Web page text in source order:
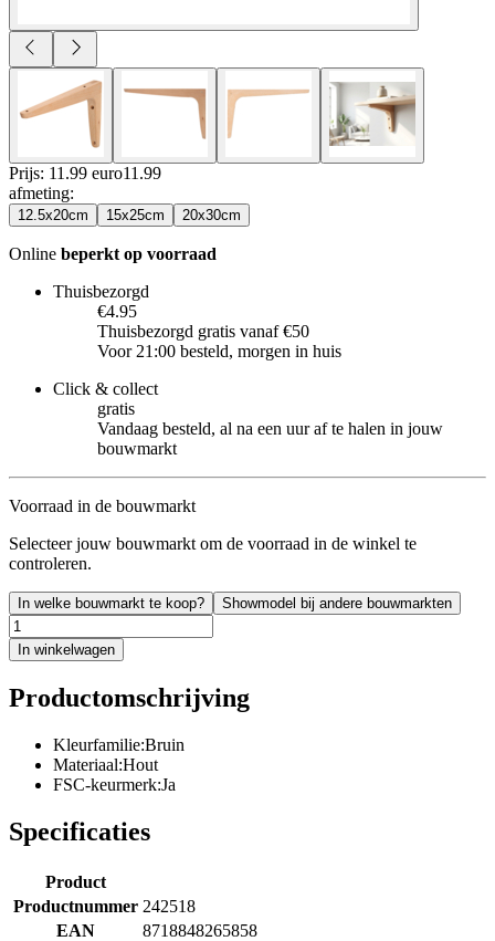
Prijs: 11.99 euro11 .99
afmeting:
12.5x20cm 15x25cm 20x30cm
Online beperkt op voorraad
Thuisbezorgd
€4.95
Thuisbezorgd gratis vanaf €50
Voor 21:00 besteld, morgen in huis
Click & collect
gratis
Vandaag besteld, al na een uur af te halen in jouw
bouwmarkt
Voorraad in de bouwmarkt
Selecteer jouw bouwmarkt om de voorraad in de winkel te
controleren.
In welke bouwmarkt te koop? Showmodel bij andere bouwmarkten
In winkelwagen
Productomschrijving
Kleurfamilie:Bruin
Materiaal:Hout
FSC-keurmerk:Ja
Specificaties
Product
Productnummer 242518
EAN
8718848265858